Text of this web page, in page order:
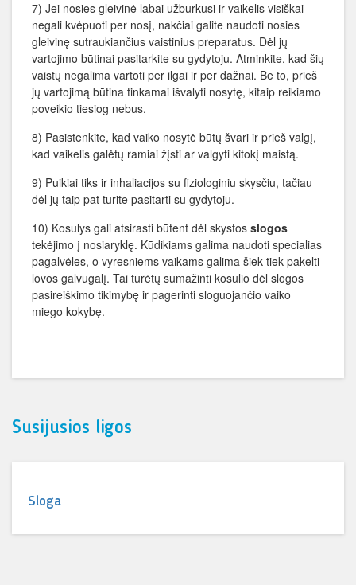
7) Jei nosies gleivinė labai užburkusi ir vaikelis visiškai
negali kvėpuoti per nosį, nakčiai galite naudoti nosies
gleivinę sutraukiančius vaistinius preparatus. Dėl jų
vartojimo būtinai pasitarkite su gydytoju. Atminkite, kad šių
vaistų negalima vartoti per ilgai ir per dažnai. Be to, prieš
jų vartojimą būtina tinkamai išvalyti nosytę, kitaip reikiamo
poveikio tiesiog nebus.
8) Pasistenkite, kad vaiko nosytė būtų švari ir prieš valgį,
kad vaikelis galėtų ramiai žįsti ar valgyti kitokį maistą.
9) Puikiai tiks ir inhaliacijos su fiziologiniu skysčiu, tačiau
dėl jų taip pat turite pasitarti su gydytoju.
10) Kosulys gali atsirasti būtent dėl skystos slogos
tekėjimo į nosiaryklę. Kūdikiams galima naudoti specialias
pagalvėles, o vyresniems vaikams galima šiek tiek pakelti
lovos galvūgalį. Tai turėtų sumažinti kosulio dėl slogos
pasireiškimo tikimybę ir pagerinti sloguojančio vaiko
miego kokybę.
Susijusios ligos
Sloga